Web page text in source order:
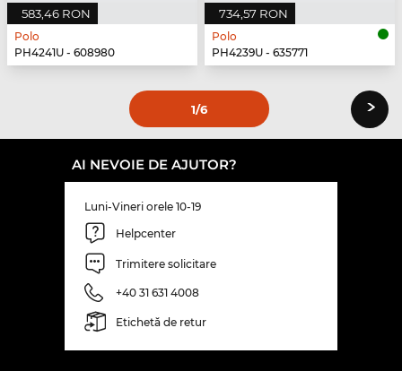
583,46 RON
Polo
PH4241U - 608980
734,57 RON
Polo
PH4239U - 635771
1/6 ›
AI NEVOIE DE AJUTOR?
Luni-Vineri orele 10-19
Helpcenter
Trimitere solicitare
+40 31 631 4008
Etichetă de retur